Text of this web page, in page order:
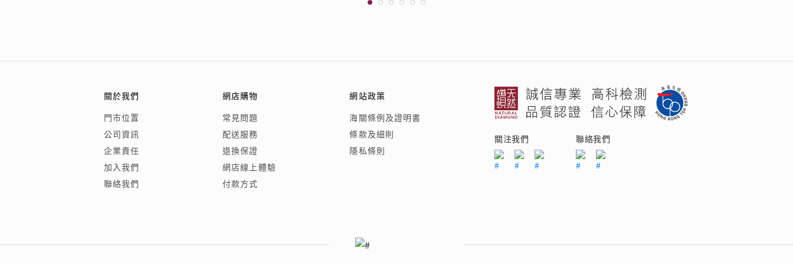
關於我們
門市位置
公司資訊
企業責任
加入我們
聯絡我們
網店購物
常見問題
配送服務
退換保證
網店線上體驗
付款方式
網站政策
海關條例及證明書
條款及細則
隱私條則
關注我們 聯絡我們